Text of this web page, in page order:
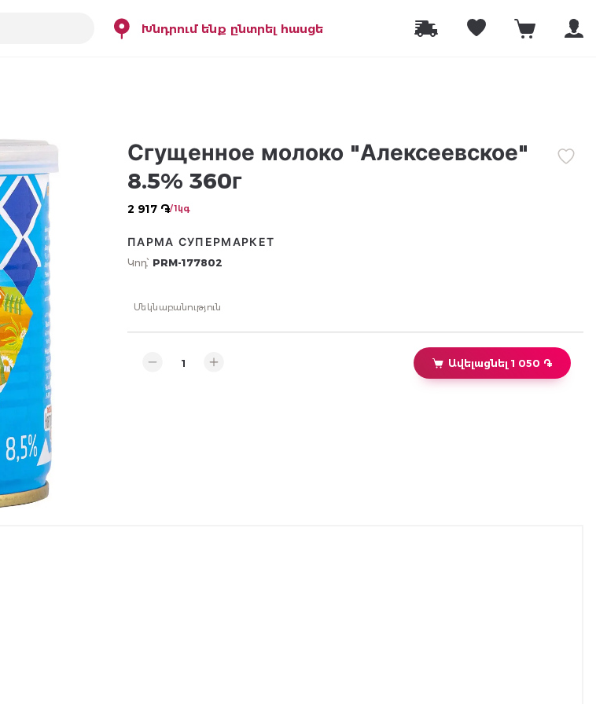
Խնդրում ենք ընտրել հասցե
Сгущенное молоко "Алексеевское"
8.5% 360г
2 917 ֏/ 1կգ
ПАРМА СУПЕРМАРКЕТ
Կոդ՝ PRM-177802
Մեկնաբանություն
Ավելացնել 1 050 ֏